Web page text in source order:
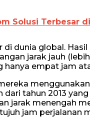
Solusi Terbesar
dunia global.
jarak jauh
hanya empat jam
tahun 2013
jarak menengah
jam perjalanan